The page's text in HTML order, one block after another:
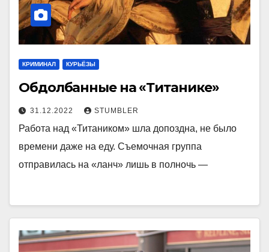
КРИМИНАЛ КУРЬЁЗЫ
Обдолбанные на «Титанике»
31.12.2022 STUMBLER
Работа над «Титаником» шла допоздна, не было
времени даже на еду. Съемочная группа
отправилась на «ланч» лишь в полночь —